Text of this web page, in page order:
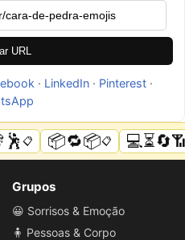
URL
· LinkedIn· Pinterest·
📋 📦🔁📦📋
Grupos
😀 Sorrisos & Emoção
🧍 Pessoas & Corpo